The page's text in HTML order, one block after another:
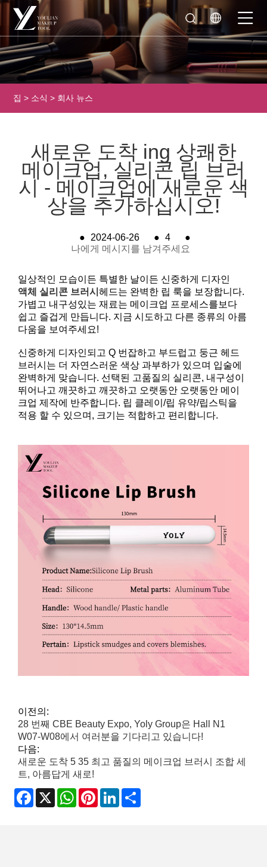
집 > 소식 > 회사 뉴스
새로운 도착 ing 상쾌한
메이크업, 실리콘 립 브러
시 - 메이크업에 새로운 색
상을 추가하십시오!
● 2024-06-26 ● 4
●
나에게 메시지를 남겨주세요
일상적인 모습이든 특별한 날이든 신중하게 디자인
액체 실리콘 브러시헤드는 완벽한 립 룩을 보장합니다.
가볍고 내구성있는 재료는 메이크업 프로세스를보다
쉽고 즐겁게 만듭니다. 지금 시도하고 다른 종류의 아름
다움을 보여주세요!
신중하게 디자인되고 Q 번잡하고 부드럽고 둥근 헤드
브러시는 더 자연스러운 색상 과부하가 있으며 입술에
완벽하게 맞습니다. 선택된 고품질의 실리콘, 내구성이
뛰어나고 깨끗하고 깨끗하고 오랫동안 오랫동안 메이
크업 제작에 반주합니다. 립 클레이/립 유약/립스틱을
적용 할 수 있으며, 크기는 적합하고 편리합니다.
이전의:
28 번째 CBE Beauty Expo, Yoly Group은 Hall N1
W07-W08에서 여러분을 기다리고 있습니다!
다음:
새로운 도착 5 35 최고 품질의 메이크업 브러시 조합 세
트, 아름답게 새로!
Facebook
X WhatsApp
PinterestLinkedIn